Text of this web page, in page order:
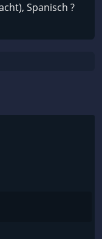
Spanisch ?